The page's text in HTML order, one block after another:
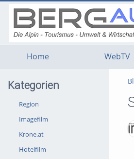
Home WebTV
Kategorien
Region
Imagefilm
Krone.at
Hotelfilm